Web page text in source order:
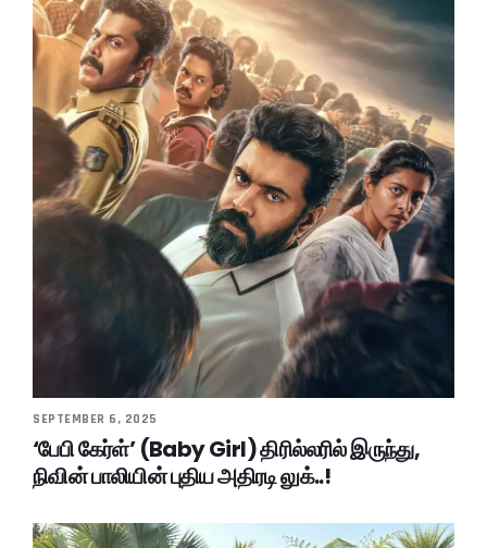
SEPTEMBER 6, 2025
‘பேபி கேர்ள்’ (Baby Girl) திரில்லரில் இருந்து,
நிவின் பாலியின் புதிய அதிரடி லுக்..!